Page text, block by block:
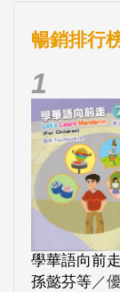
暢銷排行
1
學華語向前
孫懿芬等／